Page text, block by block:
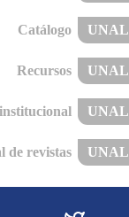
Catálogo UNAL
Recursos UNAL
UNAL
de revistas UNAL